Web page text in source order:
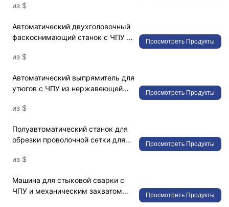
конструкция для выдвижных
и кухонной фурнитуры
медицинского класса
из $
Автоматический двухголовочный
фаскоснимающий станок с ЧПУ из
высокоточная конструкция для
дезинфекционных шкафов и
изготовления медицинской
из $
Просмотреть Продукты
Автоматический выпрямитель для
утюгов с ЧПУ из нержавеющей
конструкция для
кухонной фурнитуры
медицинского класса
из $
Просмотреть Продукты
Полуавтоматический станок для
обрезки проволочной сетки для
высокоточное решение для
при изготовлении промышленных
клеток для животных.
из $
Просмотреть Продукты
Машина для стыковой сварки с
ЧПУ и механическим захватом
Просмотреть Продукты